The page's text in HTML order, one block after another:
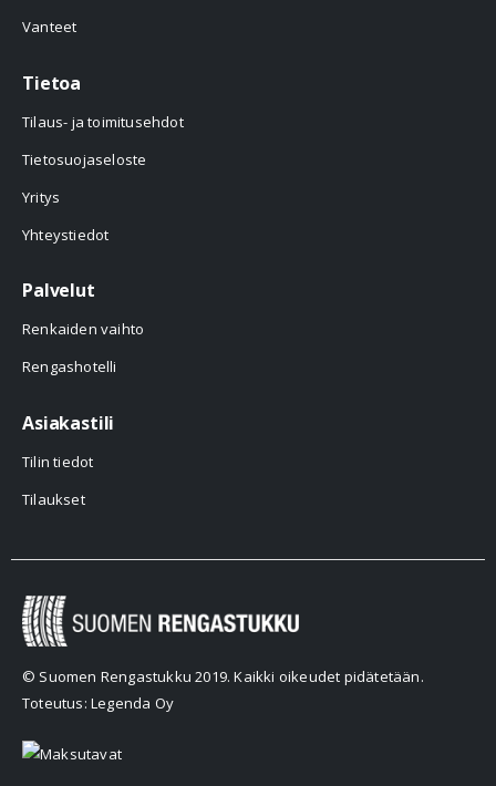
Vanteet
Tietoa
Tilaus- ja toimitusehdot
Tietosuojaseloste
Yritys
Yhteystiedot
Palvelut
Renkaiden vaihto
Rengashotelli
Asiakastili
Tilin tiedot
Tilaukset
© Suomen Rengastukku 2019. Kaikki oikeudet pidätetään.
Toteutus: Legenda Oy